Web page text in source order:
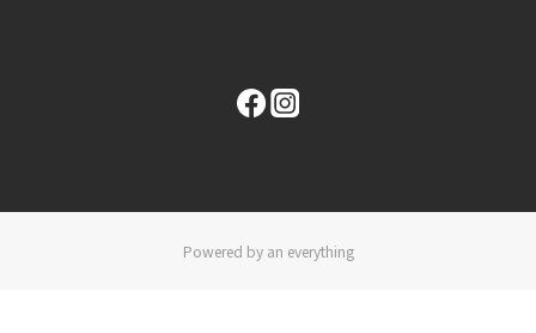
Powered by an everything